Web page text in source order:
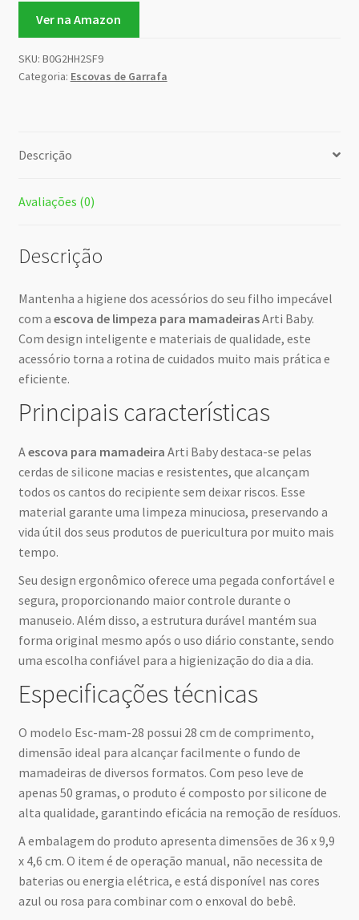
Ver na Amazon
SKU: B0G2HH2SF9
Categoria: Escovas de Garrafa
Descrição
Avaliações (0)
Descrição
Mantenha a higiene dos acessórios do seu filho impecável
com a escova de limpeza para mamadeirasArti Baby.
Com design inteligente e materiais de qualidade, este
acessório torna a rotina de cuidados muito mais prática e
eficiente.
Principais características
Aescova para mamadeira Arti Baby destaca-se pelas
cerdas de silicone macias e resistentes, que alcançam
todos os cantos do recipiente sem deixar riscos. Esse
material garante uma limpeza minuciosa, preservando a
vida útil dos seus produtos de puericultura por muito mais
tempo.
Seu design ergonômico oferece uma pegada confortável e
segura, proporcionando maior controle durante o
manuseio. Além disso, a estrutura durável mantém sua
forma original mesmo após o uso diário constante, sendo
uma escolha confiável para a higienização do dia a dia.
Especificações técnicas
O modelo Esc-mam-28 possui 28 cm de comprimento,
dimensão ideal para alcançar facilmente o fundo de
mamadeiras de diversos formatos. Com peso leve de
apenas 50 gramas, o produto é composto por silicone de
alta qualidade, garantindo eficácia na remoção de resíduos.
A embalagem do produto apresenta dimensões de 36 x 9,9
x 4,6 cm. O item é de operação manual, não necessita de
baterias ou energia elétrica, e está disponível nas cores
azul ou rosa para combinar com o enxoval do bebê.